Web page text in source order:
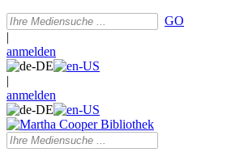
GO
|
anmelden
|
anmelden